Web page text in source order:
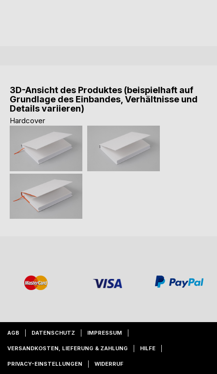
3D-Ansicht des Produktes (beispielhaft auf
Grundlage des Einbandes, Verhältnisse und
Details variieren)
Hardcover
AGB DATENSCHUTZ IMPRESSUM
VERSANDKOSTEN, LIEFERUNG & ZAHLUNG HILFE
PRIVACY-EINSTELLUNGEN WIDERRUF